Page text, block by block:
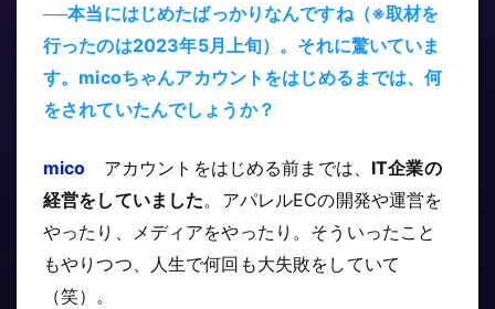
──本当にはじめたばっかりなんですね（※取材を
行ったのは2023年5月上旬）。それに驚いていま
す。micoちゃんアカウントをはじめるまでは、何
をされていたんでしょうか？
mico アカウントをはじめる前までは、 IT企業の
経営をしていました。アパレルECの開発や運営を
やったり、メディアをやったり。そういったこと
もやりつつ、人生で何回も大失敗をしていて
（笑）。